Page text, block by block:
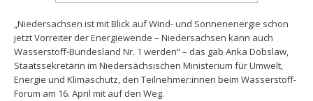
„Niedersachsen ist mit Blick auf Wind- und Sonnenenergie schon
jetzt Vorreiter der Energiewende – Niedersachsen kann auch
Wasserstoff-Bundesland Nr. 1 werden“ – das gab Anka Dobslaw,
Staatssekretärin im Niedersächsischen Ministerium für Umwelt,
Energie und Klimaschutz, den Teilnehmer:innen beim Wasserstoff-
Forum am 16. April mit auf den Weg.